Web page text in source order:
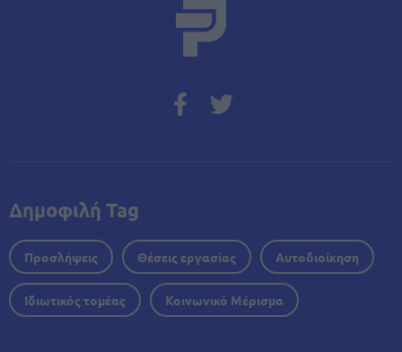
Δημοφιλή Tag
Προσλήψεις Θέσεις εργασίας Αυτοδιοίκηση
Ιδιωτικός τομέας Κοινωνικό Μέρισμα